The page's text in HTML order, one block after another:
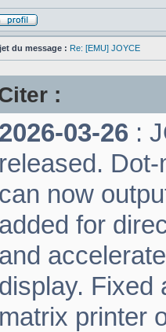
du message : Re: [EMU] JOYCE
:
2026-03-26 :
released.
can now
added for
and
display. Fixed
matrix printer